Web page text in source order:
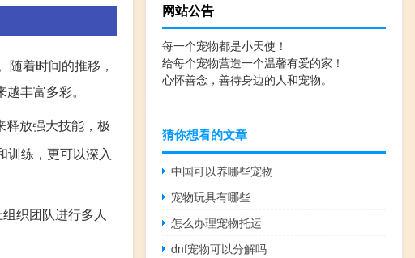
着时间的推移，
丰富多彩。
释放强大技能，极
训练，更可以深入
织团队进行多人
网站公告
每一个宠物都是小天使！
给每个宠物营造一个温馨有爱的家！
心怀善念，善待身边的人和宠物。
猜你想看的文章
中国可以养哪些宠物
宠物玩具有哪些
怎么办理宠物托运
dnf宠物可以分解吗